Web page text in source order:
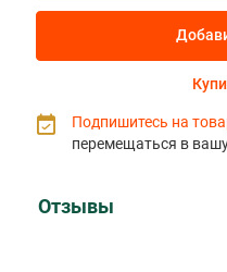
Подпишитесь на
перемещаться в
Отзывы